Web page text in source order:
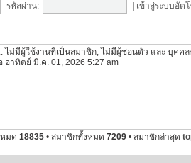
รหัสผ่าน: เข้าสู่ระบบอัต
ไม่มีผู้ใช้งานที่เป็นสมาชิก, ไม่มีผู้ซ่อนตัว และ บุคค
อาทิตย์ มี.ค. 01, 2026 5:27 am
หมด 18835 • สมาชิกทั้งหมด 7209 • สมาชิกล่าสุด